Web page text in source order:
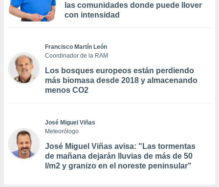
las comunidades donde puede llover
con intensidad
Francisco Martín León
Coordinador de la RAM
Los bosques europeos están perdiendo
más biomasa desde 2018 y almacenando
menos CO2
José Miguel Viñas
Meteorólogo
José Miguel Viñas avisa: "Las tormentas
de mañana dejarán lluvias de más de 50
l/m2 y granizo en el noreste peninsular"